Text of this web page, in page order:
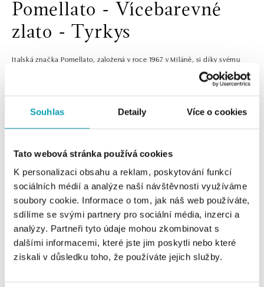
Souhlas Detaily Více o cookies
Tato webová stránka používá cookies
K personalizaci obsahu a reklam, poskytování funkcí
sociálních médií a analýze naší návštěvnosti využíváme
soubory cookie. Informace o tom, jak náš web používáte,
sdílíme se svými partnery pro sociální média, inzerci a
analýzy. Partneři tyto údaje mohou zkombinovat s
dalšími informacemi, které jste jim poskytli nebo které
získali v důsledku toho, že používáte jejich služby.
Pomellato - Vícebarevné
zlato - Tyrkys
Italská značka Pomellato, založená v roce 1967 v Miláně, si díky svému
jedinečnému rukopisu a mistrovství italských zlatníků získala
celosvětové uznání. Její šperky s barevnými, precizně broušenými
drahokamy se staly ikonickým doplňkem pro každý den. Pomellato drží
šperků, neustále tak posouvá hranice elegance a stylu.
0 z 0 produktů FILTR
V katalogu nejsou žádné produkty.